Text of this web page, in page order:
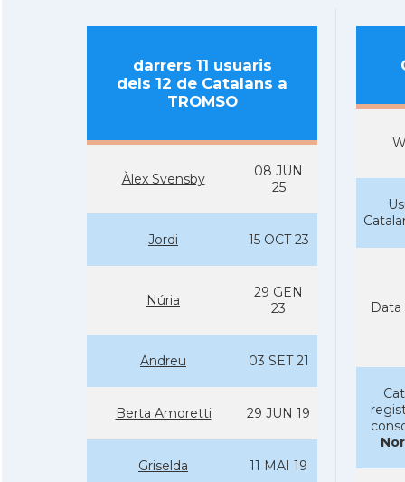
darrers 11 usuaris
dels 12 de Catalans a
TROMSO
Àlex Svensby
08 JUN
25
Jordi 15 OCT 23
Núria
29 GEN
23
Andreu 03 SET 21
Berta Amoretti 29 JUN 19
Griselda 11 MAI 19
Data